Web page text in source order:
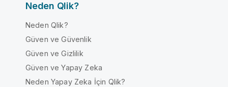
Neden Qlik?
Neden Qlik?
Güven ve Güvenlik
Güven ve Gizlilik
Güven ve Yapay Zeka
Neden Yapay Zeka İçin Qlik?